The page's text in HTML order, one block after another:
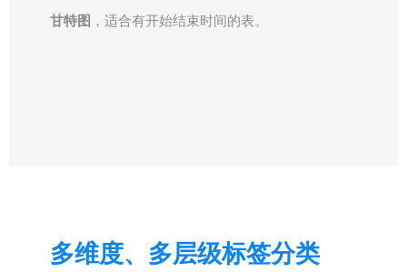
甘特图 ，适合有开始结束时间的表。
多维度、多层级标签分类